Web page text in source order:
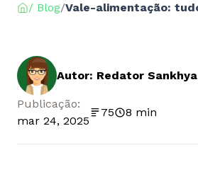
/ Blog/
Autor: Redator Sankhya
Publicação:
mar 24, 2025
75 8 min